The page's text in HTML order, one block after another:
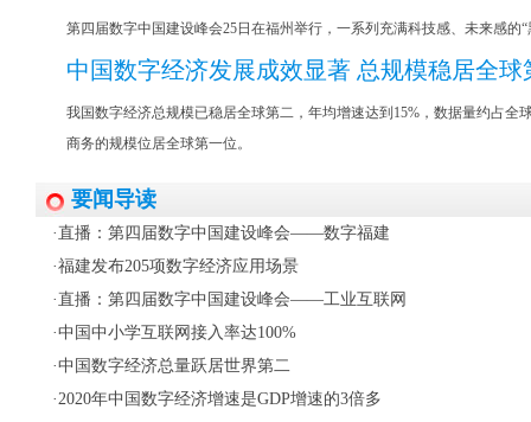
第四届数字中国建设峰会25日在福州举行，一系列充满科技感、未来感的“
中国数字经济发展成效显著 总规模稳居全球
我国数字经济总规模已稳居全球第二，年均增速达到15%，数据量约占全
商务的规模位居全球第一位。
要闻导读
·直播：第四届数字中国建设峰会——数字福建
·福建发布205项数字经济应用场景
·直播：第四届数字中国建设峰会——工业互联网
·中国中小学互联网接入率达100%
·中国数字经济总量跃居世界第二
·2020年中国数字经济增速是GDP增速的3倍多